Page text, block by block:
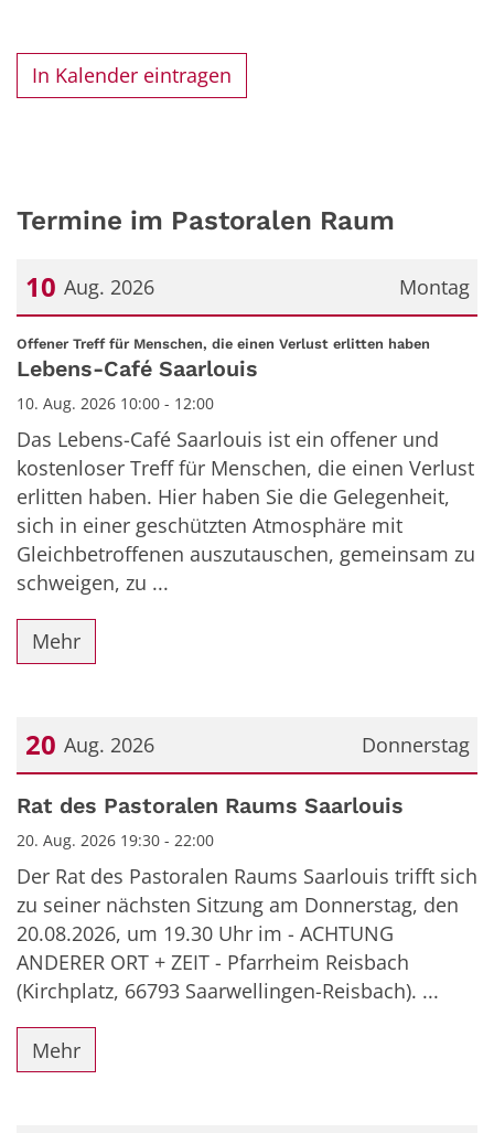
In Kalender eintragen
Termine im Pastoralen Raum
Montag
10 Aug. 2026
Datum: 10. August 2026
Offener Treff für Menschen, die einen Verlust erlitten haben
Lebens-Café Saarlouis
10. Aug. 2026 10:00 - 12:00
Das Lebens-Café Saarlouis ist ein offener und
kostenloser Treff für Menschen, die einen Verlust
erlitten haben. Hier haben Sie die Gelegenheit,
sich in einer geschützten Atmosphäre mit
Gleichbetroffenen auszutauschen, gemeinsam zu
schweigen, zu ...
Mehr
Donnerstag
20 Aug. 2026
Datum: 20. August 2026
Rat des Pastoralen Raums Saarlouis
20. Aug. 2026 19:30 - 22:00
Der Rat des Pastoralen Raums Saarlouis trifft sich
zu seiner nächsten Sitzung am Donnerstag, den
20.08.2026, um 19.30 Uhr im - ACHTUNG
ANDERER ORT + ZEIT - Pfarrheim Reisbach
(Kirchplatz, 66793 Saarwellingen-Reisbach). ...
Mehr